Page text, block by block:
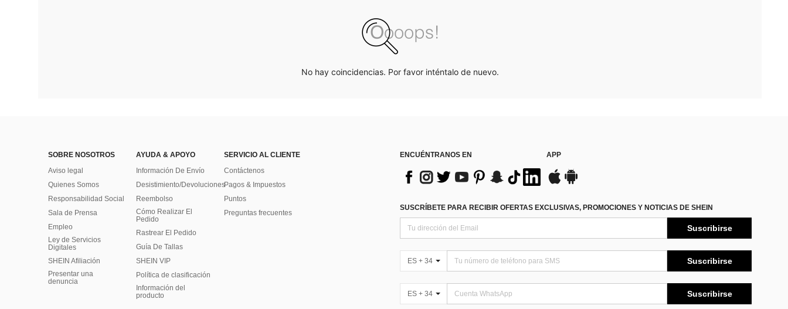
No hay coincidencias. Por favor inténtalo de nuevo.
SOBRE NOSOTROS
Aviso legal
Quienes Somos
Responsabilidad Social
Sala de Prensa
Empleo
Ley de Servicios
Digitales
SHEIN Afiliación
Presentar una
denuncia
AYUDA & APOYO
Información De Envío
Desistimiento/Devoluciones
Reembolso
Cómo Realizar El
Pedido
Rastrear El Pedido
Guía De Tallas
SHEIN VIP
Política de clasificación
​Información del
producto
SERVICIO AL CLIENTE
Contáctenos
Pagos & Impuestos
Puntos
Preguntas frecuentes
ENCUÉNTRANOS EN APP
SUSCRÍBETE PARA RECIBIR OFERTAS EXCLUSIVAS, PROMOCIONES Y NOTICIAS DE SHEIN
Suscribirse
ES + 34 Suscribirse
ES + 34 Suscribirse